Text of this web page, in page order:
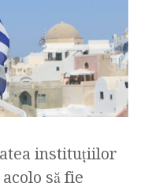
instituţiilor
să fie